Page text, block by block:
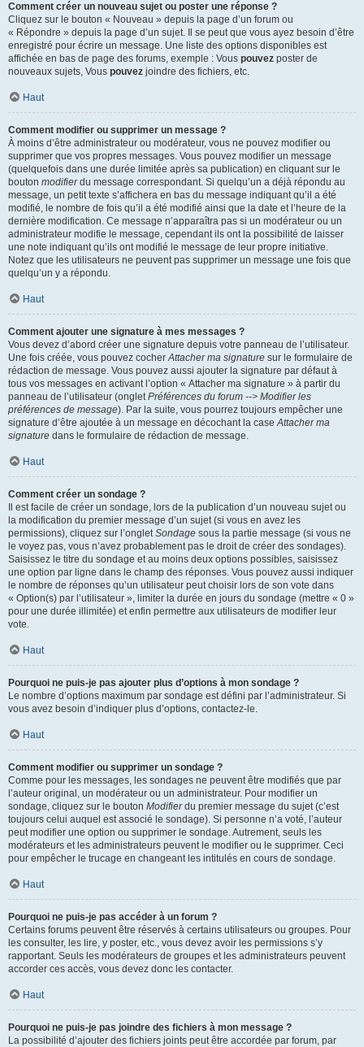
Comment créer un nouveau sujet ou poster une réponse ?
Cliquez sur le bouton « Nouveau » depuis la page d’un forum ou
« Répondre » depuis la page d’un sujet. Il se peut que vous ayez besoin d’être
enregistré pour écrire un message. Une liste des options disponibles est
affichée en bas de page des forums, exemple : Vous pouvez poster de
nouveaux sujets, Vous pouvez joindre des fichiers, etc.
Haut
Comment modifier ou supprimer un message ?
À moins d’être administrateur ou modérateur, vous ne pouvez modifier ou
supprimer que vos propres messages. Vous pouvez modifier un message
(quelquefois dans une durée limitée après sa publication) en cliquant sur le
bouton modifierdu message correspondant. Si quelqu’un a déjà répondu au
message, un petit texte s’affichera en bas du message indiquant qu’il a été
modifié, le nombre de fois qu’il a été modifié ainsi que la date et l’heure de la
dernière modification. Ce message n’apparaîtra pas si un modérateur ou un
administrateur modifie le message, cependant ils ont la possibilité de laisser
une note indiquant qu’ils ont modifié le message de leur propre initiative.
Notez que les utilisateurs ne peuvent pas supprimer un message une fois que
quelqu’un y a répondu.
Haut
Comment ajouter une signature à mes messages ?
Vous devez d’abord créer une signature depuis votre panneau de l’utilisateur.
Une fois créée, vous pouvez cocherAttacher ma signature sur le formulaire de
rédaction de message. Vous pouvez aussi ajouter la signature par défaut à
tous vos messages en activant l’option « Attacher ma signature » à partir du
panneau de l’utilisateur (ongletPréférences du forum --> Modifier les
préférences de message). Par la suite, vous pourrez toujours empêcher une
signature d’être ajoutée à un message en décochant la caseAttacher ma
signature dans le formulaire de rédaction de message.
Haut
Comment créer un sondage ?
Il est facile de créer un sondage, lors de la publication d’un nouveau sujet ou
la modification du premier message d’un sujet (si vous en avez les
permissions), cliquez sur l’ongletSondage sous la partie message (si vous ne
le voyez pas, vous n’avez probablement pas le droit de créer des sondages).
Saisissez le titre du sondage et au moins deux options possibles, saisissez
une option par ligne dans le champ des réponses. Vous pouvez aussi indiquer
le nombre de réponses qu’un utilisateur peut choisir lors de son vote dans
« Option(s) par l’utilisateur », limiter la durée en jours du sondage (mettre « 0 »
pour une durée illimitée) et enfin permettre aux utilisateurs de modifier leur
vote.
Haut
Pourquoi ne puis-je pas ajouter plus d’options à mon sondage ?
Le nombre d’options maximum par sondage est défini par l’administrateur. Si
vous avez besoin d’indiquer plus d’options, contactez-le.
Haut
Comment modifier ou supprimer un sondage ?
Comme pour les messages, les sondages ne peuvent être modifiés que par
l’auteur original, un modérateur ou un administrateur. Pour modifier un
sondage, cliquez sur le bouton Modifierdu premier message du sujet (c’est
toujours celui auquel est associé le sondage). Si personne n’a voté, l’auteur
peut modifier une option ou supprimer le sondage. Autrement, seuls les
modérateurs et les administrateurs peuvent le modifier ou le supprimer. Ceci
pour empêcher le trucage en changeant les intitulés en cours de sondage.
Haut
Pourquoi ne puis-je pas accéder à un forum ?
Certains forums peuvent être réservés à certains utilisateurs ou groupes. Pour
les consulter, les lire, y poster, etc., vous devez avoir les permissions s’y
rapportant. Seuls les modérateurs de groupes et les administrateurs peuvent
accorder ces accès, vous devez donc les contacter.
Haut
Pourquoi ne puis-je pas joindre des fichiers à mon message ?
La possibilité d’ajouter des fichiers joints peut être accordée par forum, par